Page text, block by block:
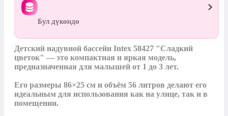
Бул дүкөндө
Детский надувной бассейн Intex 58427 "Сладкий
цветок" — это компактная и яркая модель,
предназначенная для малышей от 1 до 3 лет.
Его размеры 86×25 см и объём 56 литров делают его
идеальным для использования как на улице, так и в
помещении.